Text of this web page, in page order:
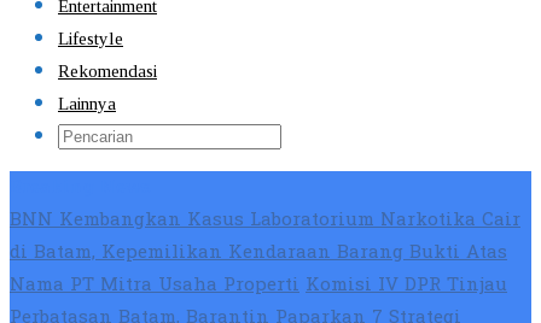
Entertainment
Lifestyle
Rekomendasi
Lainnya
BNN Kembangkan Kasus Laboratorium Narkotika Cair
di Batam, Kepemilikan Kendaraan Barang Bukti Atas
Nama PT Mitra Usaha PropertiKomisi IV DPR Tinjau